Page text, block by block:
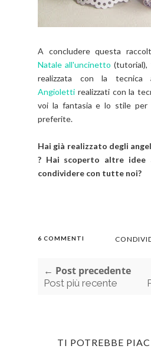
A concludere questa
Natale all'uncinetto (tutorial),
realizzata con la tecnica
Angioletti realizzati con la
voi la fantasia e lo stile per
preferite.
Hai già realizzato degli
? Hai scoperto altre idee
condividere con tutte noi?
6 COMMENTI
← Post precedente
Post più recente
TI POTREBBE